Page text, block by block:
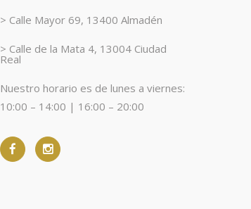
> Calle Mayor 69, 13400 Almadén
> Calle de la Mata 4, 13004 Ciudad
Real
Nuestro horario es de lunes a viernes:
10:00 – 14:00 | 16:00 – 20:00